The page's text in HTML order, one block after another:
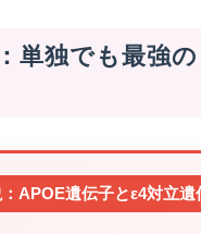
単独でも最強
APOE遺伝子とε4対立遺